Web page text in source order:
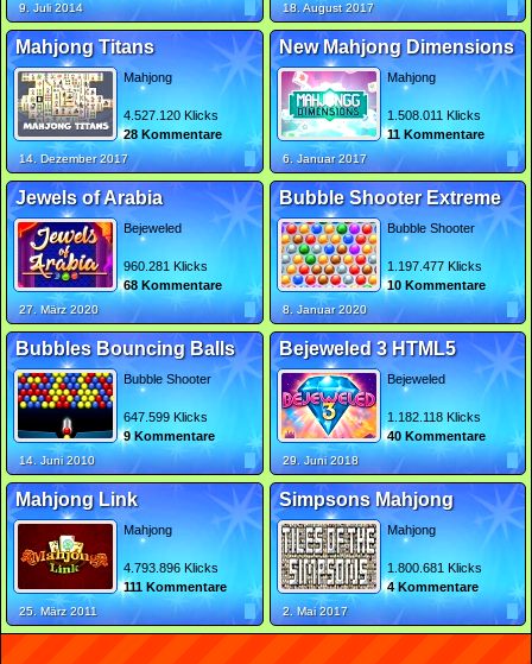
9. Juli 2014 18. August 2017
Mahjong Titans
Mahjong
4.527.120 Klicks
28 Kommentare
14. Dezember 2017
New Mahjong Dimensions
Mahjong
1.508.011 Klicks
11 Kommentare
6. Januar 2017
Jewels of Arabia
Bejeweled
960.281 Klicks
68 Kommentare
27. März 2020
Bubble Shooter Extreme
Bubble Shooter
1.197.477 Klicks
10 Kommentare
8. Januar 2020
Bubbles Bouncing Balls
Bubble Shooter
647.599 Klicks
9 Kommentare
14. Juni 2010
Bejeweled 3 HTML5
Bejeweled
1.182.118 Klicks
40 Kommentare
29. Juni 2018
Mahjong Link
Mahjong
4.793.896 Klicks
111 Kommentare
25. März 2011
Simpsons Mahjong
Mahjong
1.800.681 Klicks
4 Kommentare
2. Mai 2017